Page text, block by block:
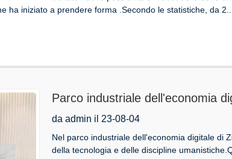
ha iniziato a prendere forma .Secondo le statistiche, da 2...
Parco industriale dell'economia
Robot alla guida di Smart Visit
da admin il 23-08-04
Nel parco industriale dell'economia digitale di
della tecnologia e delle discipline